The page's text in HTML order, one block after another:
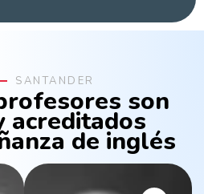
SANTANDER
son
acreditados
de inglés